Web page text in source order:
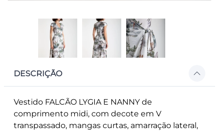
DESCRIÇÃO
Vestido FALCÃO LYGIA E NANNY de
comprimento midi, com decote em V
transpassado, mangas curtas, amarração lateral,